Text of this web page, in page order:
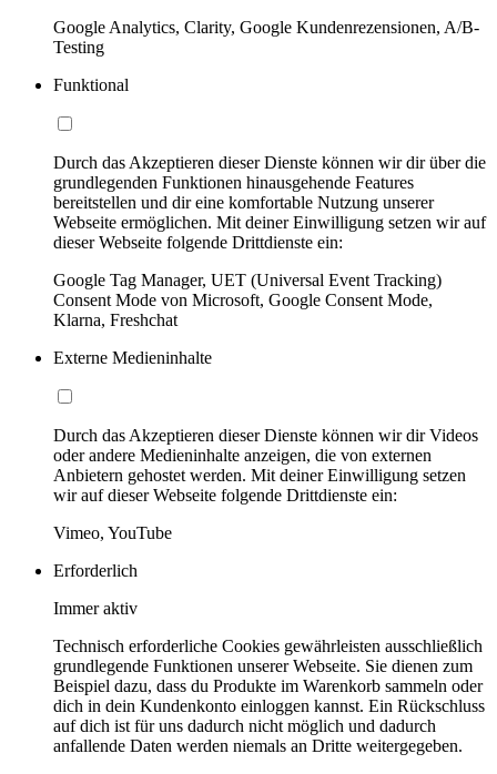
Google Analytics, Clarity, Google Kundenrezensionen, A/B-
Testing
Funktional
Durch das Akzeptieren dieser Dienste können wir dir über die
grundlegenden Funktionen hinausgehende Features
bereitstellen und dir eine komfortable Nutzung unserer
Webseite ermöglichen. Mit deiner Einwilligung setzen wir auf
dieser Webseite folgende Drittdienste ein:
Google Tag Manager, UET (Universal Event Tracking)
Consent Mode von Microsoft, Google Consent Mode,
Klarna, Freshchat
Externe Medieninhalte
Durch das Akzeptieren dieser Dienste können wir dir Videos
oder andere Medieninhalte anzeigen, die von externen
Anbietern gehostet werden. Mit deiner Einwilligung setzen
wir auf dieser Webseite folgende Drittdienste ein:
Vimeo, YouTube
Erforderlich
Immer aktiv
Technisch erforderliche Cookies gewährleisten ausschließlich
grundlegende Funktionen unserer Webseite. Sie dienen zum
Beispiel dazu, dass du Produkte im Warenkorb sammeln oder
dich in dein Kundenkonto einloggen kannst. Ein Rückschluss
auf dich ist für uns dadurch nicht möglich und dadurch
anfallende Daten werden niemals an Dritte weitergegeben.